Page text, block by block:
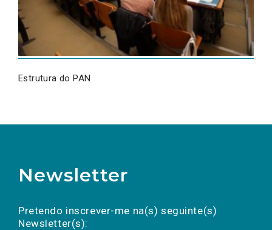
Estrutura do PAN
Newsletter
Pretendo inscrever-me na(s) seguinte(s)
Newsletter(s):
a(s) newsletter(s).
mail